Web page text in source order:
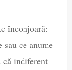
înconjoară:
sau ce anume
că indiferent